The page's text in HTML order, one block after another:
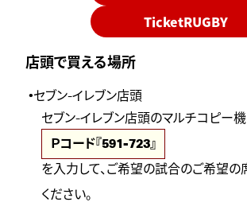
TicketRUGBY
店頭で買える場所
セブン-イレブン店頭
セブン-イレブン店頭のマルチコピー
Ｐコード『591-723』
を入力して、ご希望の試合のご希望
ください。